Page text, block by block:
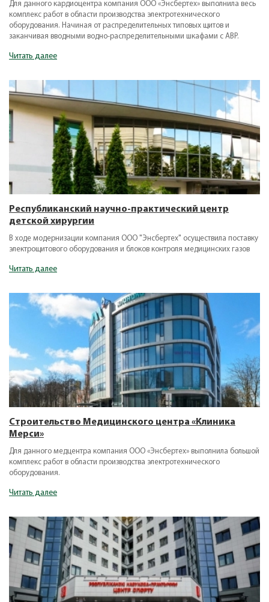
Для данного кардиоцентра компания ООО «Энсбертех» выполнила весь
комплекс работ в области производства электротехнического
оборудования. Начиная от распределительных типовых щитов и
заканчивая вводными водно-распределительными шкафами с АВР.
Читать далее
Республиканский научно-практический центр
детской хирургии
В ходе модернизации компания ООО "Энсбертех" осуществила поставку
электрощитового оборудования и блоков контроля медицинских газов
Читать далее
Строительство Медицинского центра «Клиника
Мерси»
Для данного медцентра компания ООО «Энсбертех» выполнила большой
комплекс работ в области производства электротехнического
оборудования.
Читать далее